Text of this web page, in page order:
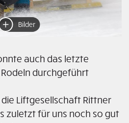
Bilder
auch das letzte
durchgeführt
Liftgesellschaft Rittner
zuletzt für uns noch so gut